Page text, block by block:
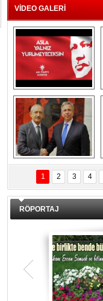
VİDEO GALERİ
Asla Yalnız
Yürümeyeceksin
Uzun Adam
DAL İÇERİ ZÜBÜK!
1 2 3 4
RÖPORTAJ